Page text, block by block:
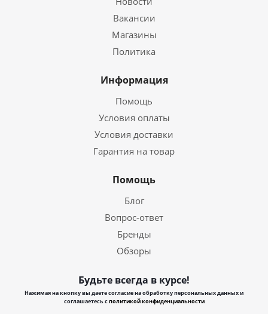
Вакансии
Магазины
Политика
Информация
Помощь
Условия оплаты
Условия доставки
Гарантия на товар
Помощь
Блог
Вопрос-ответ
Бренды
Обзоры
Будьте всегда в курсе!
Нажимая на кнопку вы даете согласие на обработку персональных данных и
соглашаетесь сполитикой конфиденциальности